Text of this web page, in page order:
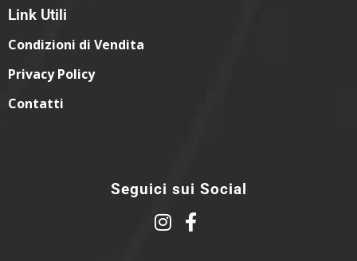
Link Utili
Condizioni di Vendita
Privacy Policy
Contatti
Seguici sui Social